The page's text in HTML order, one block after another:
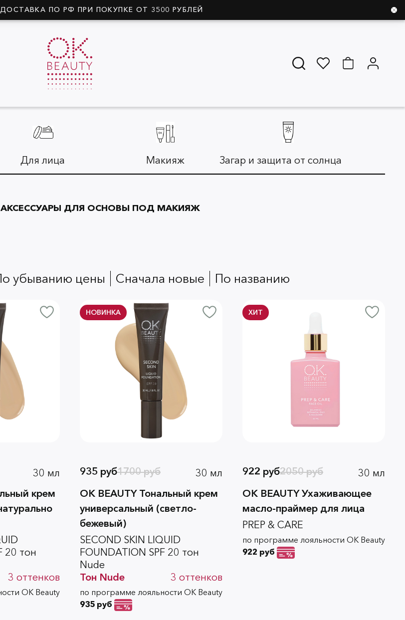
ПО РФ ПРИ ПОКУПКЕ ОТ 3500 РУБЛЕЙ
Для лица Макияж Загар и защита от солнца
АКСЕССУАРЫ ДЛЯ ОСНОВЫ ПОД МАКИЯЖ
по убыванию цены сначала новые по названию
30 мл
крем
20 тон
3 оттенков
OK Beauty
НОВИНКА
1700 руб
935 руб
30 мл
OK BEAUTY Тональный крем
универсальный (светло-
бежевый)
SECOND SKIN LIQUID
FOUNDATION SPF 20 тон
Nude
Тон Nude 3 оттенков
по программе лояльности OK Beauty
935 руб
ХИТ
2050 руб
922 руб
30 мл
OK BEAUTY Ухаживающее
масло-праймер для лица
PREP & CARE
по программе лояльности OK Beauty
922 руб